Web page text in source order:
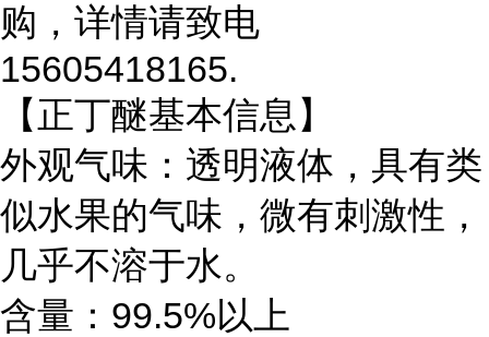
购，详情请致电
15605418165.
【正丁醚基本信息】
外观气味：透明液体，具有类
似水果的气味，微有刺激性，
几乎不溶于水。
含量：99.5%以上